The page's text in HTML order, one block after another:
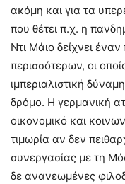
ακόμη και για τα
που θέτει π.χ. η
Ντι Μάιο δείχνει
περισσότερων, οι
ιμπεριαλιστική
δρόμο. Η γερμανική
οικονομικό και
τιμωρία αν δεν
συνεργασίας με τη
δε ανανεωμένες